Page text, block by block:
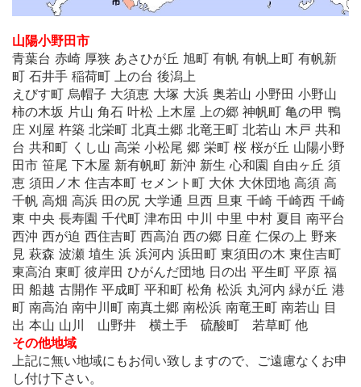
山陽小野田市
青葉台 赤崎 厚狭 あさひが丘 旭町 有帆 有帆上町 有帆新
町 石井手 稲荷町 上の台 後潟上
えびす町 烏帽子 大須恵 大塚 大浜 奥若山 小野田 小野山
柿の木坂 片山 角石 叶松 上木屋 上の郷 神帆町 亀の甲 鴨
庄 刈屋 杵築 北栄町 北真土郷 北竜王町 北若山 木戸 共和
台 共和町 くし山 高栄 小松尾 郷 栄町 桜 桜が丘 山陽小野
田市 笹尾 下木屋 新有帆町 新沖 新生 心和園 自由ヶ丘 須
恵 須田ノ木 住吉本町 セメント町 大休 大休団地 高須 高
千帆 高畑 高浜 田の尻 大学通 旦西 旦東 千崎 千崎西 千崎
東 中央 長寿園 千代町 津布田 中川 中里 中村 夏目 南平台
西沖 西が迫 西住吉町 西高泊 西の郷 日産 仁保の上 野来
見 萩森 波瀬 埴生 浜 浜河内 浜田町 東須田の木 東住吉町
東高泊 東町 彼岸田 ひがんだ団地 日の出 平生町 平原 福
田 船越 古開作 平成町 平和町 松角 松浜 丸河内 緑が丘 港
町 南高泊 南中川町 南真土郷 南松浜 南竜王町 南若山 目
出 本山 山川 山野井 横土手 硫酸町 若草町 他
その他地域
上記に無い地域にもお伺い致しますので、ご遠慮なくお申
し付け下さい。